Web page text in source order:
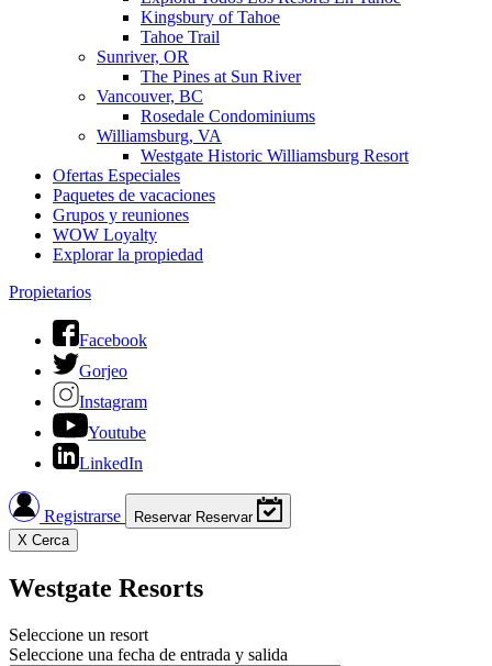
Kingsbury of Tahoe
Tahoe Trail
Sunriver, OR
The Pines at Sun River
Vancouver, BC
Rosedale Condominiums
Williamsburg, VA
Westgate Historic Williamsburg Resort
Ofertas Especiales
Paquetes de vacaciones
Grupos y reuniones
WOW Loyalty
Explorar la propiedad
Propietarios
Facebook
Gorjeo
Instagram
Youtube
LinkedIn
Registrarse Reservar Reservar
X Cerca
Westgate Resorts
Seleccione un resort
Seleccione una fecha de entrada y salida